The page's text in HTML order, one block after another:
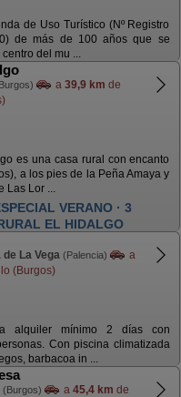
de Uso Turístico (Nº Registro
de más de 100 años que se
del mu ...
a 39,9 km de
es una casa rural con encanto
a los pies de la Peña Amaya y
Las Lor ...
VERANO · 3
EL HIDALGO
de La Vega (Palencia)
a
(Burgos)
alquiler mínimo 2 días con
Con piscina climatizada
barbacoa in ...
(Burgos) a 45,4 km de